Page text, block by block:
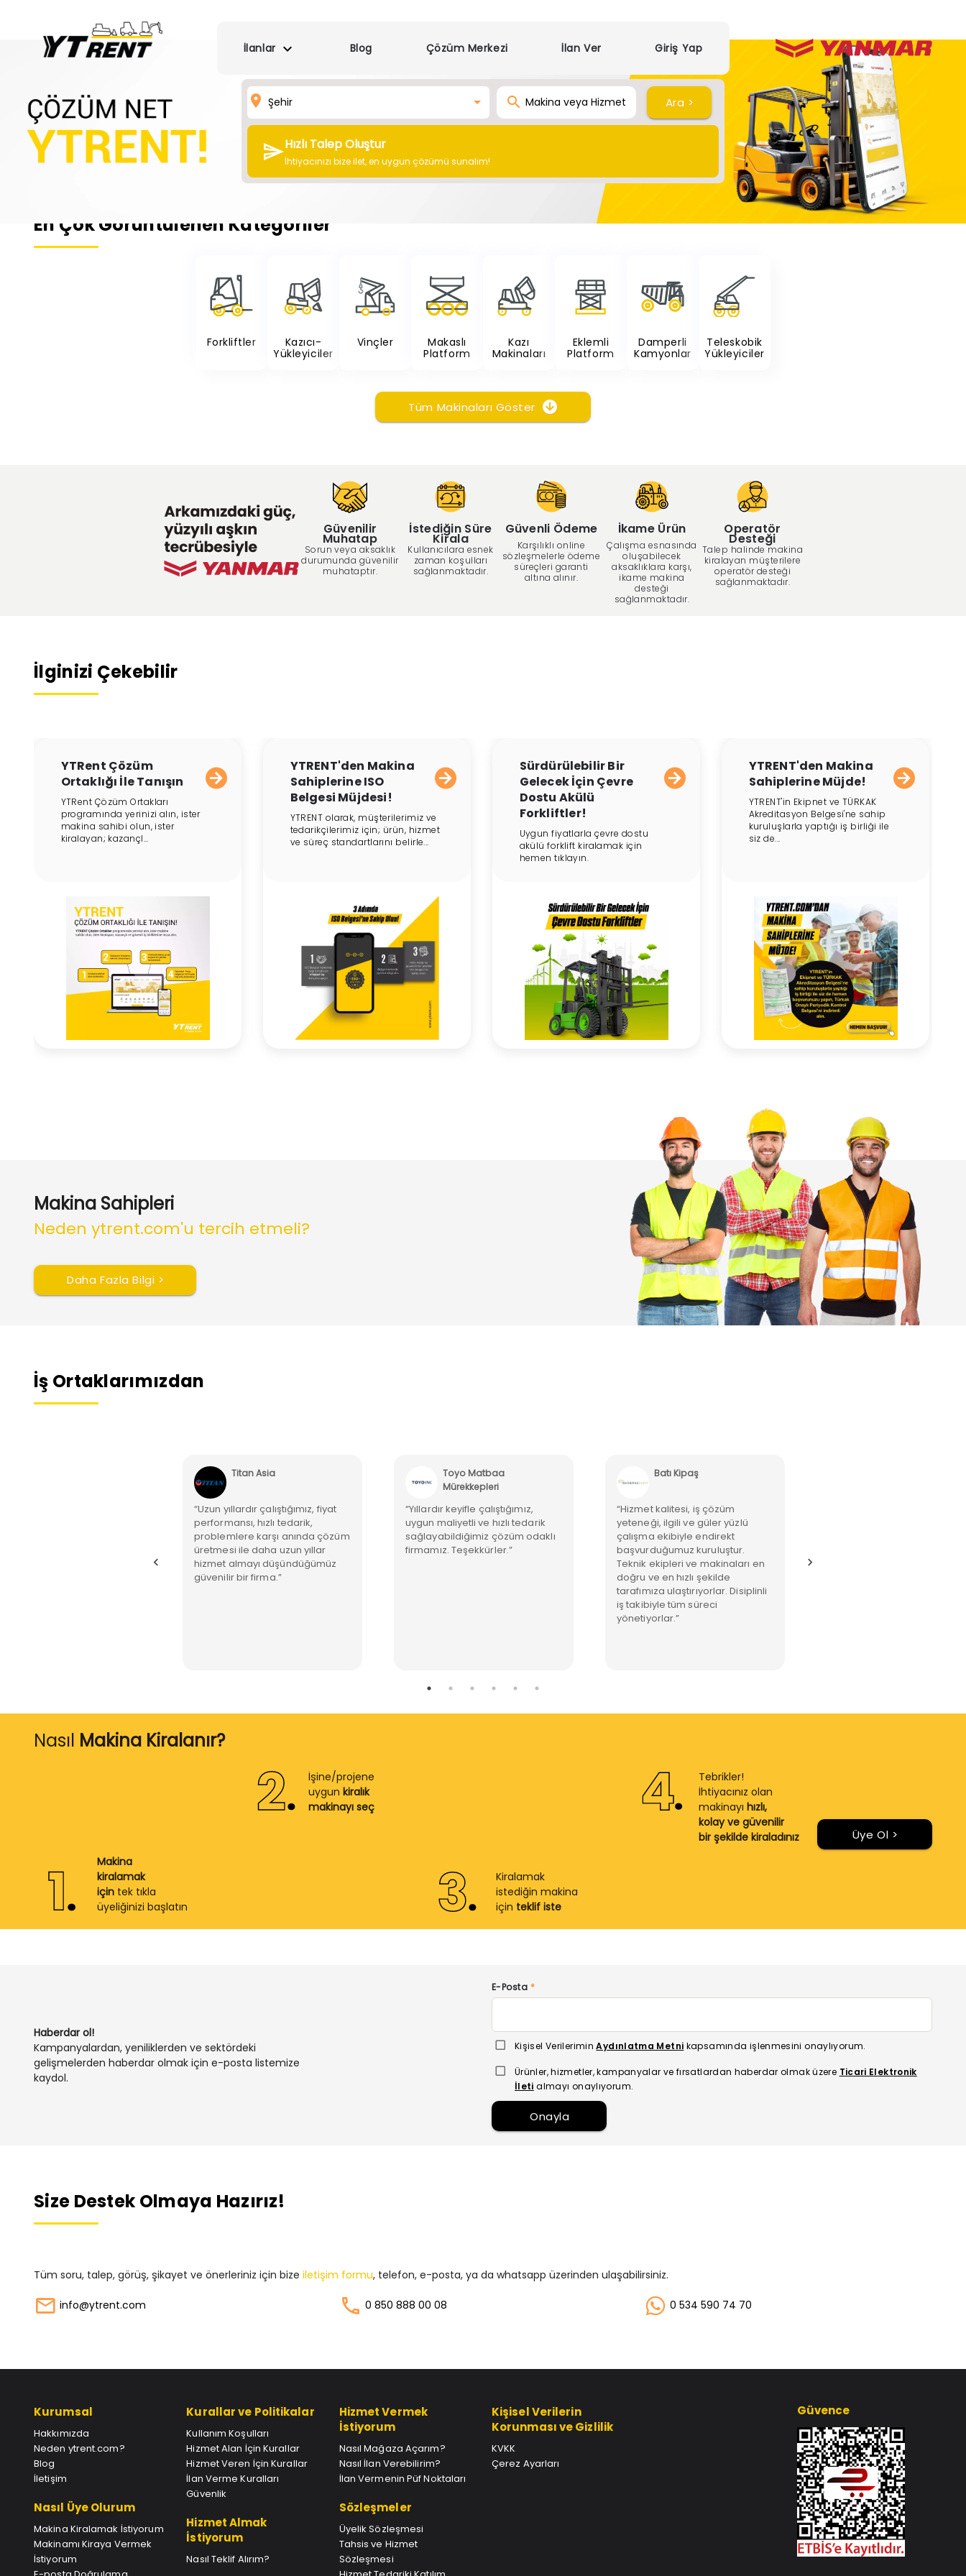
İlanlar Blog Çözüm Merkezi İlan Ver Giriş Yap
Ara >
Hızlı Talep Oluştur
İhtiyacınızı bize ilet, en uygun çözümü sunalım!
En Çok Görüntülenen Kategoriler
Forkliftler
Kazıcı-
Yükleyiciler
Vinçler
Makaslı
Platform
Kazı
Makinaları
Eklemli
Platform
Damperli
Kamyonlar
Teleskobik
Yükleyiciler
Tüm Makinaları Göster
Güvenilir
Muhatap
Sorun veya aksaklık
durumunda güvenilir
muhataptır.
İstediğin Süre
Kirala
Kullanıcılara esnek
zaman koşulları
sağlanmaktadır.
Güvenli Ödeme
Karşılıklı online
sözleşmelerle ödeme
süreçleri garanti
altına alınır.
İkame Ürün
Çalışma esnasında
oluşabilecek
aksaklıklara karşı,
ikame makina
desteği
sağlanmaktadır.
Operatör
Desteği
Talep halinde makina
kiralayan müşterilere
operatör desteği
sağlanmaktadır.
İlginizi Çekebilir
YTRent Çözüm
Ortaklığı İle Tanışın
YTRent Çözüm Ortakları
programında yerinizi alın, ister
makina sahibi olun, ister
kiralayan; kazançl...
YTRENT'den Makina
Sahiplerine ISO
Belgesi Müjdesi!
YTRENT olarak, müşterilerimiz ve
tedarikçilerimiz için; ürün, hizmet
ve süreç standartlarını belirle...
Sürdürülebilir Bir
Gelecek İçin Çevre
Dostu Akülü
Forkliftler!
Uygun fiyatlarla çevre dostu
akülü forklift kiralamak için
hemen tıklayın.
YTRENT'den Makina
Sahiplerine Müjde!
YTRENT'in Ekipnet ve TÜRKAK
Akreditasyon Belgesi'ne sahip
kuruluşlarla yaptığı iş birliği ile
siz de...
Makina Sahipleri
Neden ytrent.com'u tercih etmeli?
Daha Fazla Bilgi >
İş Ortaklarımızdan
Titan Asia
“Uzun yıllardır çalıştığımız, fiyat
performansı, hızlı tedarik,
problemlere karşı anında çözüm
üretmesi ile daha uzun yıllar
hizmet almayı düşündüğümüz
güvenilir bir firma.”
Toyo Matbaa
Mürekkepleri
“Yıllardır keyifle çalıştığımız,
uygun maliyetli ve hızlı tedarik
sağlayabildiğimiz çözüm odaklı
firmamız. Teşekkürler.”
Batı Kipaş
“Hizmet kalitesi, iş çözüm
yeteneği, ilgili ve güler yüzlü
çalışma ekibiyle endirekt
başvurduğumuz kuruluştur.
Teknik ekipleri ve makinaları en
doğru ve en hızlı şekilde
tarafımıza ulaştırıyorlar. Disiplinli
iş takibiyle tüm süreci
yönetiyorlar.”
Nasıl Makina Kiralanır?
Makina
kiralamak
için tek tıkla
üyeliğinizi başlatın
İşine/projene
uygunkiralık
makinayı seç
Kiralamak
istediğin makina
için teklif iste
Tebrikler!
İhtiyacınız olan
makinayı hızlı,
kolay ve güvenilir
bir şekilde kiraladınız
Üye Ol >
Haberdar ol!
Kampanyalardan, yeniliklerden ve sektördeki
gelişmelerden haberdar olmak için e-posta listemize
kaydol.
E-Posta *
Kişisel VerileriminAydınlatma Metni kapsamında işlenmesini onaylıyorum.
Ürünler, hizmetler, kampanyalar ve fırsatlardan haberdar olmak üzere Ticari Elektronik
İleti almayı onaylıyorum.
Onayla
Size Destek Olmaya Hazırız!
Tüm soru, talep, görüş, şikayet ve önerleriniz için bize iletişim formu, telefon, e-posta, ya da whatsapp üzerinden ulaşabilirsiniz.
info@ytrent.com 0 850 888 00 08 0 534 590 74 70
Kurumsal
Hakkımızda
Neden ytrent.com?
Blog
İletişim
Nasıl Üye Olurum
Makina Kiralamak İstiyorum
Makinamı Kiraya Vermek
İstiyorum
Kurallar ve Politikalar
Kullanım Koşulları
Hizmet Alan İçin Kurallar
Hizmet Veren İçin Kurallar
İlan Verme Kuralları
Güvenlik
Hizmet Almak
İstiyorum
Nasıl Teklif Alırım?
Hizmet Vermek
İstiyorum
Nasıl Mağaza Açarım?
Nasıl İlan Verebilirim?
İlan Vermenin Püf Noktaları
Sözleşmeler
Üyelik Sözleşmesi
Tahsis ve Hizmet
Sözleşmesi
Kişisel Verilerin
Korunması ve Gizlilik
KVKK
Çerez Ayarları
Güvence